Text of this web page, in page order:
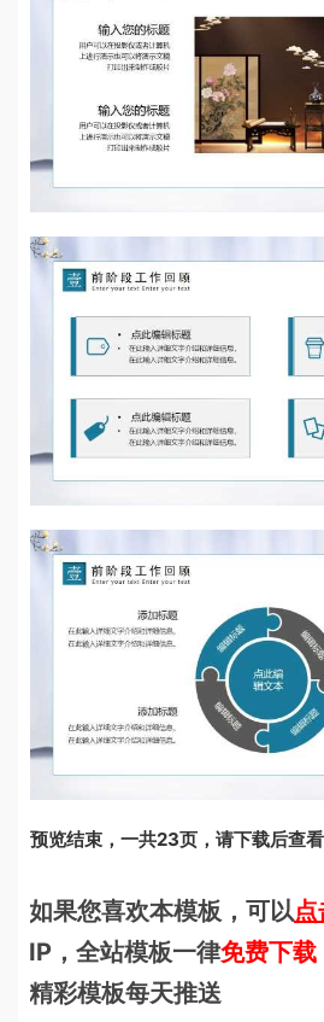
预览结束，一共23页，请下载后查看
如果您喜欢本模板，可以
IP，全站模板一律免费下载
精彩模板每天推送